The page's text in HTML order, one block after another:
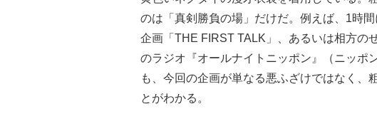
のは「真剣勝負の場」だけだ。例えば、1時
企画「THE FIRST TALK」、あるいは相方の
のラジオ『オールナイトニッポン』（ニッポ
も、今回の企画が単なる悪ふざけではなく、
とがわかる。